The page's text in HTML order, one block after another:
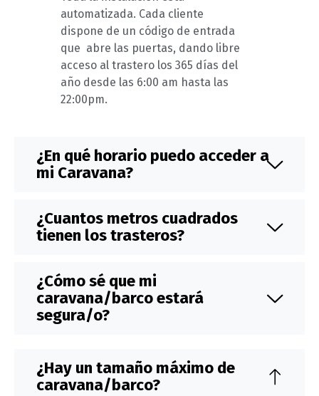
automatizada. Cada cliente
dispone de un código de entrada
que abre las puertas, dando libre
acceso al trastero los 365 días del
año desde las 6:00 am hasta las
22:00pm.
¿En qué horario puedo acceder a
mi Caravana?
¿Cuantos metros cuadrados
tienen los trasteros?
¿Cómo sé que mi
caravana/barco estará
segura/o?
¿Hay un tamaño máximo de
caravana/barco?